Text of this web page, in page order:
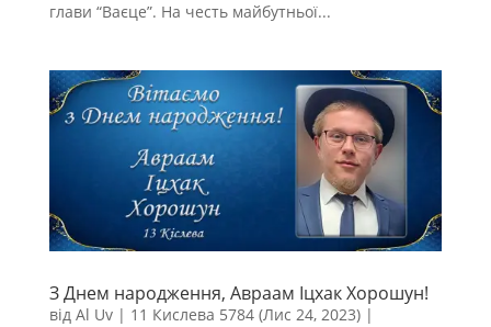
глави “Ваєце”. На честь майбутньої...
З Днем народження, Авраам Іцхак Хорошун!
від Al Uv| 11 Кислева 5784 (Лис 24, 2023)|